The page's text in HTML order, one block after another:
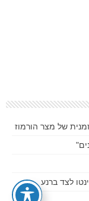
של מצר הורמוז
לצד ברנע